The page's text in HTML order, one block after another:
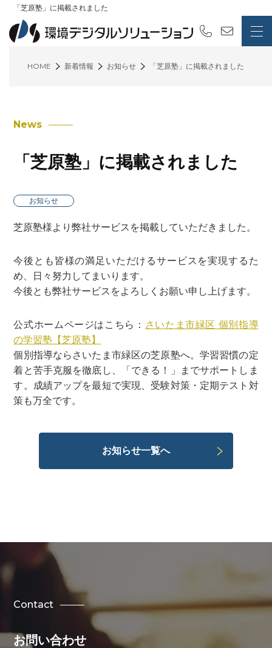
「芝原塾」に掲載されました
HOME 新着情報 お知らせ 「芝原塾」に掲載されました
News
「芝原塾」に掲載されました
お知らせ
芝原塾様より弊社サービスを掲載していただきました。
今後とも皆様の満足いただけるサービスを実現するた
め、日々努力してまいります。
今後とも弊社サービスをよろしくお願い申し上げます。
公式ホームページはこちら： さいたま市緑区 個別指導
の学習塾【芝原塾】
個別指導ならさいたま市緑区の芝原塾へ。学習習慣の定
着と苦手克服を徹底し、「できる！」までサポートしま
す。成績アップを最短で実現、受験対策・定期テスト対
策も万全です。
お知らせ一覧へ
Contact
お問い合わせ